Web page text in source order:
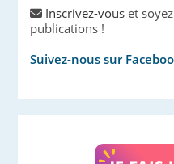
Inscrivez-vous et
publications !
Suivez-nous sur